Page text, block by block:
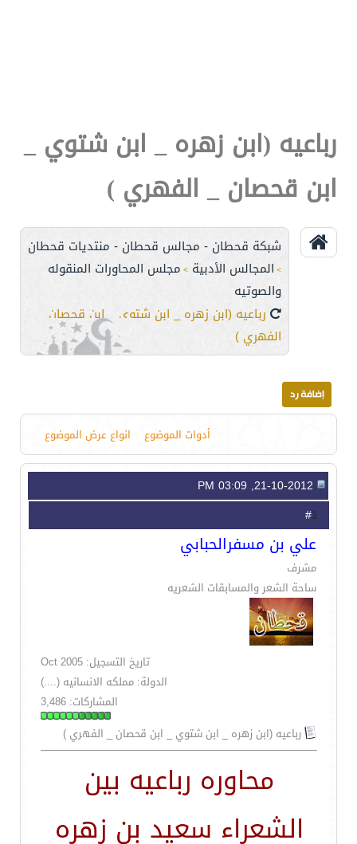
رباعيه (ابن زهره _ ابن شتوي _
ابن قحصان _ الفهري )
شبكة قحطان - مجالس قحطان - منتديات قحطان
> المجالس الأدبية > مجلس المحاورات المنقوله
والصوتيه
رباعيه (ابن زهره _ ابن شتوي _ ابن قحصان _
الفهري )
أدوات الموضوع انواع عرض الموضوع
1
علي بن مسفرالحبابي
مشرف
ساحة الشعر والمسابقات الشعريه
تاريخ التسجيل: Oct 2005
الدولة: مملكه الانسانيه (....)
المشاركات: 3,486
رباعيه (ابن زهره _ ابن شتوي _ ابن قحصان _ الفهري )
محاوره رباعيه بين
الشعراء سعيد بن زهره